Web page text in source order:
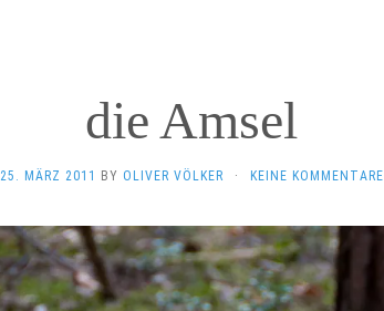
die Amsel
25. MÄRZ 2011 BY OLIVER VÖLKER · KEINE KOMMENTARE